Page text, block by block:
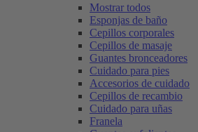
Mostrar todos
Esponjas de baño
Cepillos corporales
Cepillos de masaje
Guantes bronceadores
Cuidado para pies
Accesorios de cuidado
Cepillos de recambio
Cuidado para uñas
Franela